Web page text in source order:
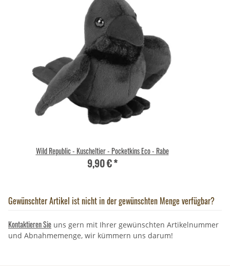
Wild Republic - Kuscheltier - Pocketkins Eco - Rabe
9,90 €*
Gewünschter Artikel ist nicht in der gewünschten Menge verfügbar?
Kontaktieren Sie uns gern mit Ihrer gewünschten Artikelnummer
und Abnahmemenge, wir kümmern uns darum!